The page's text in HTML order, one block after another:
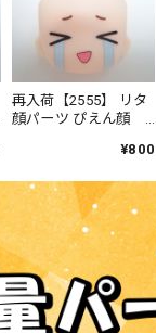
再入荷【2555】 リタ
顔パーツ ぴえん顔
¥800